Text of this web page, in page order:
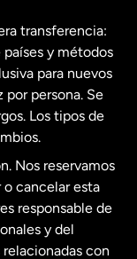
transferencia:
y métodos
para nuevos
por persona. Se
Los tipos de
Nos reservamos
cancelar esta
responsable de
y del
con